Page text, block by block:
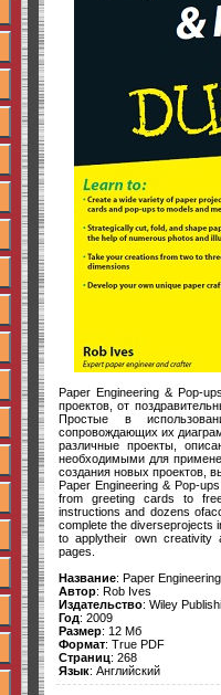
Paper Engineering & Pop-
проектов, от
Простые в
сопровождающих их
различные проекты,
необходимыми для
создания новых проектов,
Paper Engineering & Pop-
from greeting cards to
instructions and dozens
complete the diverseprojects
to applytheir own creativity
pages.
Название: Paper
Автор: Rob Ives
Издательство: Wiley
Год: 2009
Размер: 12 Мб
Формат: True PDF
Страниц: 268
Язык: Английский